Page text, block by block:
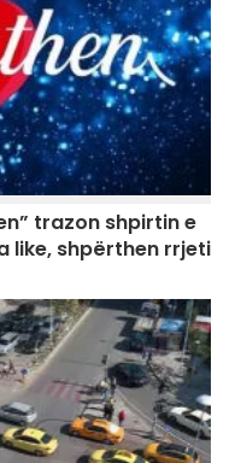
trazon shpirtin e
like, shpërthen rrjeti